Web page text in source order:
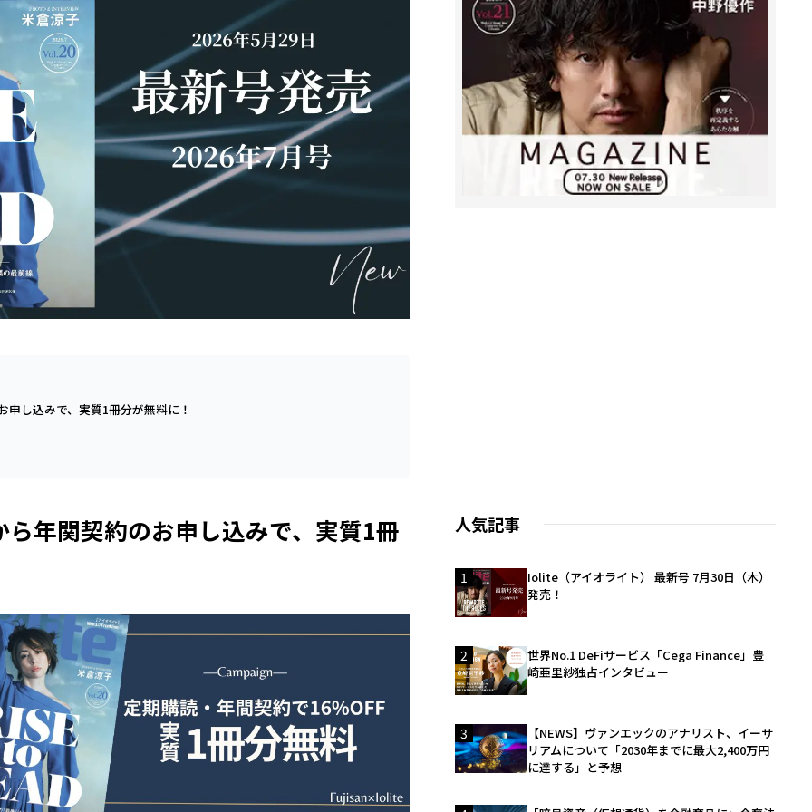
し込みで、実質1冊分が無料に！
年関契約のお申し込みで、実質1冊 人気記事
1
Iolite（アイオライト） 最新号 7月30日（木）
発売！
2
世界No.1 DeFiサービス「Cega Finance」豊
崎亜里紗独占インタビュー
3
【NEWS】ヴァンエックのアナリスト、イーサ
リアムについて「2030年までに最大2,400万円
に達する」と予想